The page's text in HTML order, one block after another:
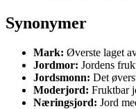
Synonymer
Mark: Øverste laget
Jordmor: Jordens
Jordsmonn: Det
Moderjord: Fruktbar
Næringsjord: Jord